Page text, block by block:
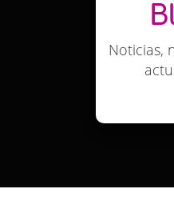
Noticias,